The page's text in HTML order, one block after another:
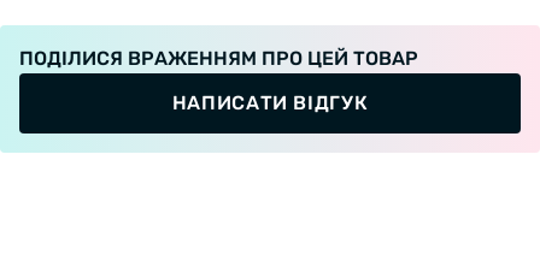
-Руководство по эксплуатации
-Стержень для корректировки давления
ПОДІЛИСЯ ВРАЖЕННЯМ ПРО ЦЕЙ ТОВАР
НАПИСАТИ ВІДГУК